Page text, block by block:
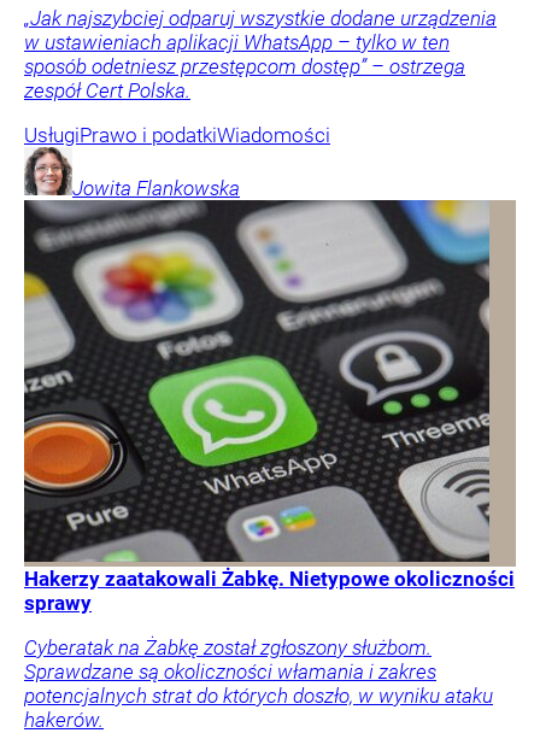
„Jak najszybciej odparuj wszystkie dodane urządzenia
w ustawieniach aplikacji WhatsApp – tylko w ten
sposób odetniesz przestępcom dostęp” – ostrzega
zespół Cert Polska.
UsługiPrawo i podatkiWiadomości
Jowita Flankowska
Hakerzy zaatakowali Żabkę. Nietypowe okoliczności
sprawy
Cyberatak na Żabkę został zgłoszony służbom.
Sprawdzane są okoliczności włamania i zakres
potencjalnych strat do których doszło, w wyniku ataku
hakerów.